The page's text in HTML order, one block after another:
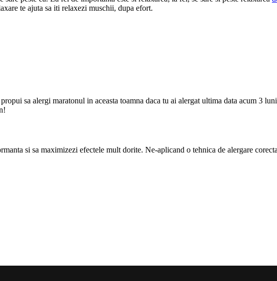
te ajuta sa iti relaxezi muschii, dupa efort.
sa alergi maratonul in aceasta toamna daca tu ai alergat ultima data acum 3
si sa maximizezi efectele mult dorite. Ne-aplicand o tehnica de alergare